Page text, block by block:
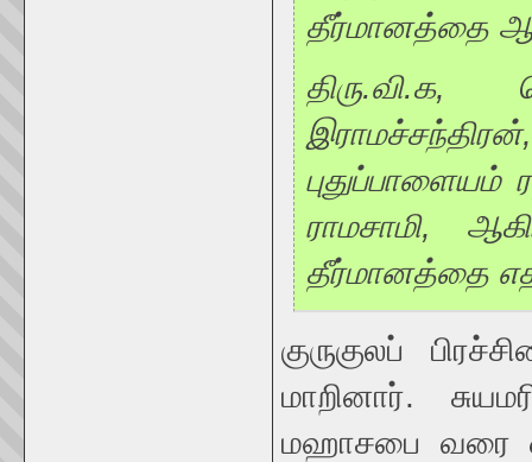
தீர்மானத்தை
திரு.வி.க,
ராமசாமி,
தீர்மானத்தை
குருகுலப்
மாறினார்.
மஹாசபை வரை